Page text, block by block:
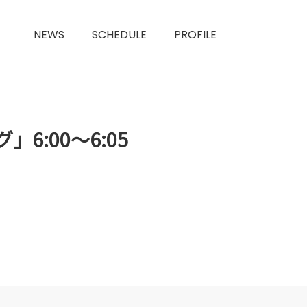
NEWS SCHEDULE PROFILE
」6:00〜6:05